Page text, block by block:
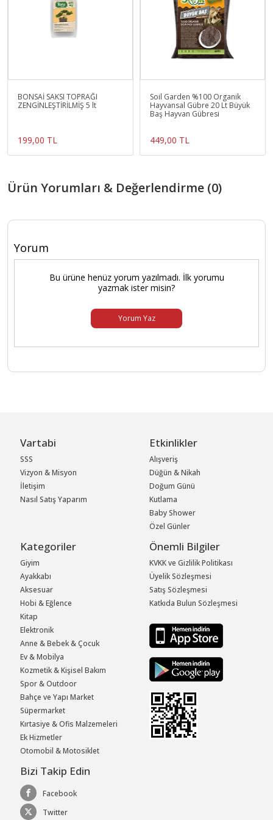
BONSAİ SAKSI TOPRAĞI
ZENGİNLEŞTİRİLMİŞ 5 lt
199,00 TL
Soil Garden %100 Organik
Hayvansal Gübre 20 Lt Büyük
Baş Hayvan Gübresi
449,00 TL
Ürün Yorumları & Değerlendirme (0)
Yorum
Bu ürüne henüz yorum yazılmadı. İlk yorumu
yazmak ister misin?
Yorum Yaz
Vartabi
SSS
Vizyon & Misyon
İletişim
Nasıl Satış Yaparım
Etkinlikler
Alışveriş
Düğün & Nikah
Doğum Günü
Kutlama
Baby Shower
Özel Günler
Kategoriler
Giyim
Ayakkabı
Aksesuar
Hobi & Eğlence
Kitap
Elektronik
Anne & Bebek & Çocuk
Ev & Mobilya
Kozmetik & Kişisel Bakım
Spor & Outdoor
Bahçe ve Yapı Market
Süpermarket
Kırtasiye & Ofis Malzemeleri
Ek Hizmetler
Otomobil & Motosiklet
Önemli Bilgiler
KVKK ve Gizlilik Politikası
Üyelik Sözleşmesi
Satış Sözleşmesi
Katkıda Bulun Sözleşmesi
Bizi Takip Edin
Facebook
Twitter